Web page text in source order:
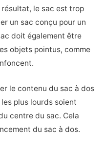
le sac est trop
un sac conçu pour un
doit également être
objets pointus, comme
le contenu du sac à dos
plus lourds soient
centre du sac. Cela
du sac à dos.